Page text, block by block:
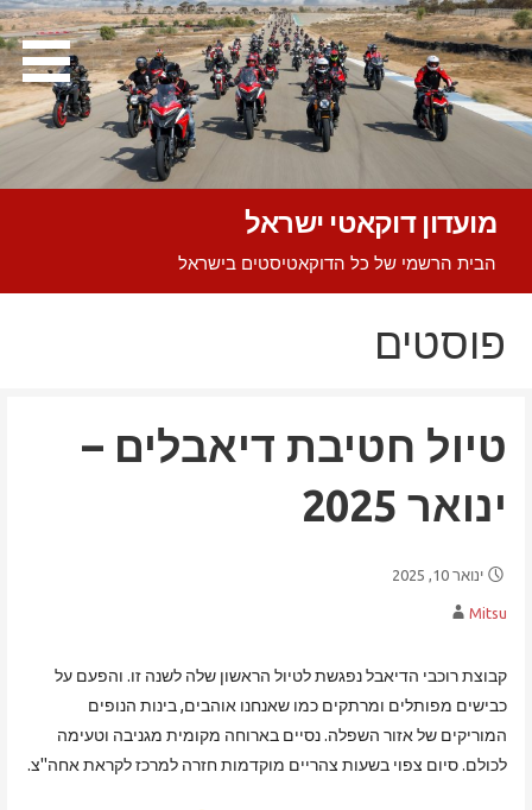
Skip
to
content
מועדון דוקאטי ישראל
הבית הרשמי של כל הדוקאטיסטים בישראל
פוסטים
טיול חטיבת דיאבלים –
ינואר 2025
ינואר 10, 2025
Mitsu
קבוצת רוכבי הדיאבל נפגשת לטיול הראשון שלה לשנה זו. והפעם על
כבישים מפותלים ומרתקים כמו שאנחנו אוהבים, בינות הנופים
המוריקים של אזור השפלה. נסיים בארוחה מקומית מגניבה וטעימה
לכולם. סיום צפוי בשעות צהריים מוקדמות חזרה למרכז לקראת אחה"צ.